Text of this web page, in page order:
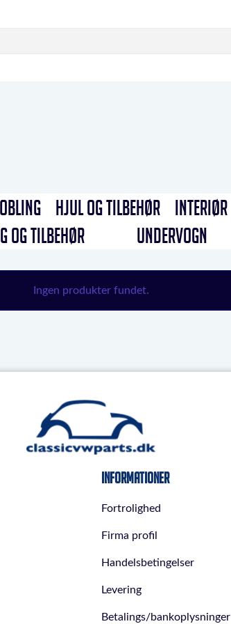
HJUL OG TILBEHØR INTERIØR
OG TILBEHØR UNDERVOGN
Ingen produkter fundet.
Informationer
Fortrolighed
Firma profil
Handelsbetingelser
Levering
Betalings/bankoplysninger